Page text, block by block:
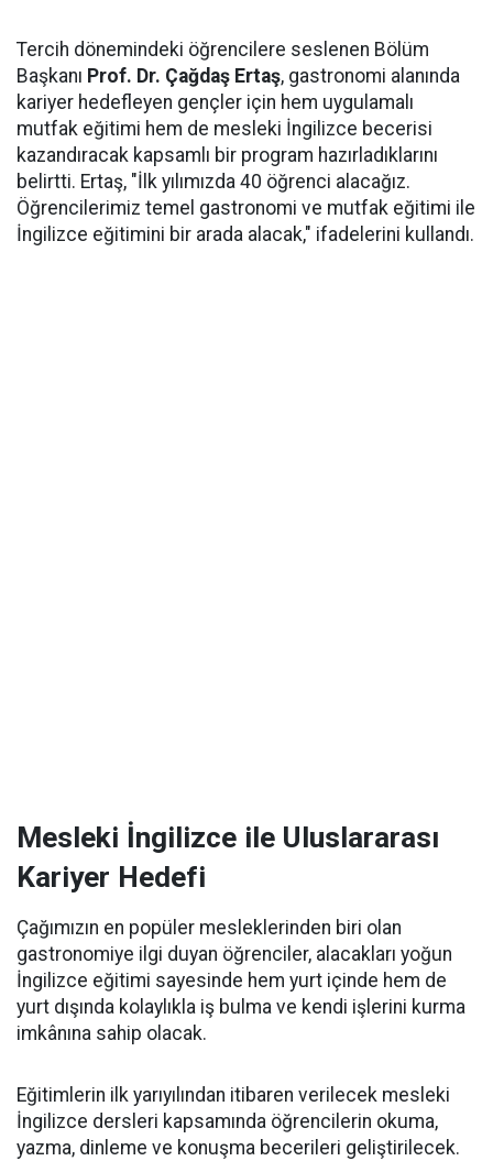
Tercih dönemindeki öğrencilere seslenen Bölüm
Başkanı Prof. Dr. Çağdaş Ertaş, gastronomi alanında
kariyer hedefleyen gençler için hem uygulamalı
mutfak eğitimi hem de mesleki İngilizce becerisi
kazandıracak kapsamlı bir program hazırladıklarını
belirtti. Ertaş, "İlk yılımızda 40 öğrenci alacağız.
Öğrencilerimiz temel gastronomi ve mutfak eğitimi ile
İngilizce eğitimini bir arada alacak," ifadelerini kullandı.
Mesleki İngilizce ile Uluslararası
Kariyer Hedefi
Çağımızın en popüler mesleklerinden biri olan
gastronomiye ilgi duyan öğrenciler, alacakları yoğun
İngilizce eğitimi sayesinde hem yurt içinde hem de
yurt dışında kolaylıkla iş bulma ve kendi işlerini kurma
imkânına sahip olacak.
Eğitimlerin ilk yarıyılından itibaren verilecek mesleki
İngilizce dersleri kapsamında öğrencilerin okuma,
yazma, dinleme ve konuşma becerileri geliştirilecek.